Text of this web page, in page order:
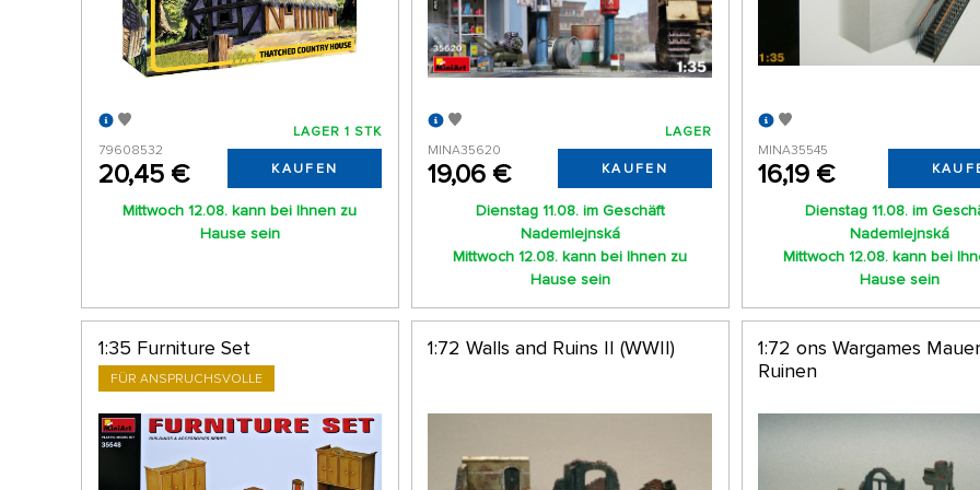
79608532
20,45 €
LAGER 1 STK
KAUFEN
Mittwoch 12.08. kann bei Ihnen zu
Hause sein
MINA35620
19,06 €
LAGER
KAUFEN
Dienstag 11.08. im Geschäft
Nademlejnská
Mittwoch 12.08. kann bei Ihnen zu
Hause sein
MINA35545
16,19 €
Dienstag 11.08. im
Nademlejnská
Mittwoch 12.08. kann bei
Hause sein
1:35 Furniture Set
FÜR ANSPRUCHSVOLLE
1:72 Walls and Ruins II (WWII)
1:72 ons Wargames
Ruinen